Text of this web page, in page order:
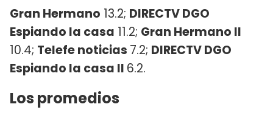
Gran Hermano 13.2; DIRECTV DGO
Espiando la casa 11.2; Gran Hermano II
10.4; Telefe noticias 7.2; DIRECTV DGO
Espiando la casa II 6.2.
Los promedios